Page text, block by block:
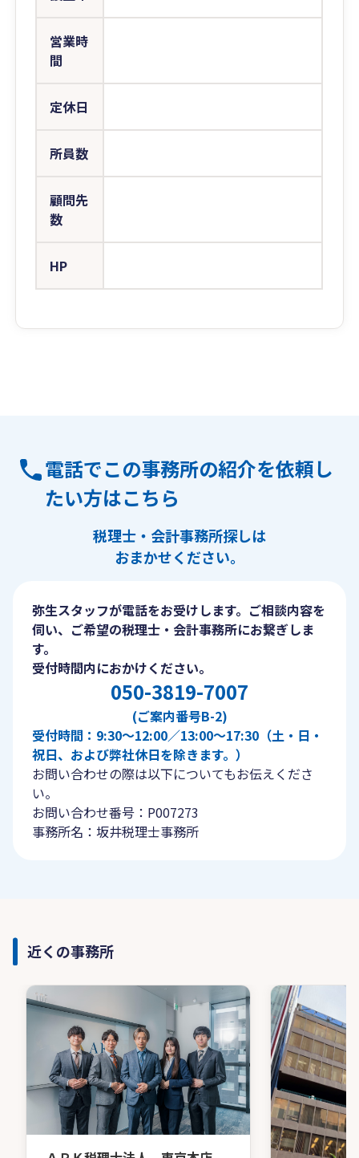
営業時
間
定休日
所員数
顧問先
数
HP
電話でこの事務所の紹介を依頼し
たい方はこちら
税理士・会計事務所探しは
おまかせください。
弥生スタッフが電話をお受けします。ご相談内容を
伺い、ご希望の税理士・会計事務所にお繋ぎしま
す。
受付時間内におかけください。
050-3819-7007
(ご案内番号B-2)
受付時間：9:30〜12:00／13:00〜17:30（土・日・
祝日、および弊社休日を除きます。）
お問い合わせの際は以下についてもお伝えくださ
い。
お問い合わせ番号：P007273
事務所名：坂井税理士事務所
近くの事務所